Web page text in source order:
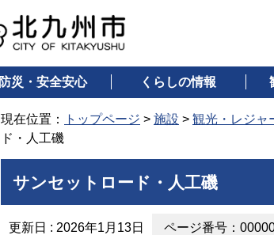
防災・安全安心 くらしの情報
現在位置： トップページ > 施設 > 観光・レジャ
ド・人工磯
サンセットロード・人工磯
更新日 : 2026年1月13日 ページ番号：